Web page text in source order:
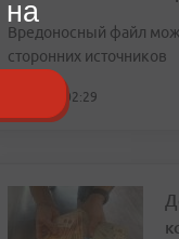
Вредоносный файл
сторонних источников
сегодня, 02:29